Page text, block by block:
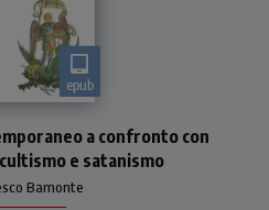
epub
come la
dell'uomo e
sostenuta
Bamonte
a confronto con
e satanismo